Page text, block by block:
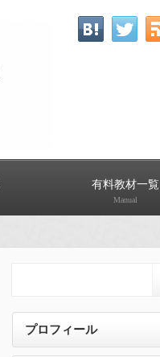
有料教材一覧
Manual
プロフィール